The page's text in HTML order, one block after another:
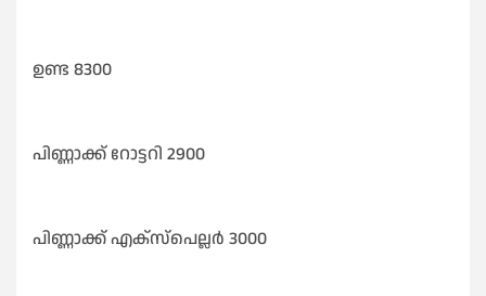
ഉണ്ട 8300
പിണ്ണാക്ക് റോട്ടറി 2900
പിണ്ണാക്ക് എക്സ്പെല്ലർ 3000